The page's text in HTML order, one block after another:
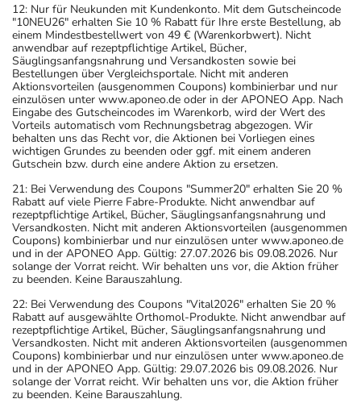
12: Nur für Neukunden mit Kundenkonto. Mit dem Gutscheincode
"10NEU26" erhalten Sie 10 % Rabatt für Ihre erste Bestellung, ab
einem Mindestbestellwert von 49 € (Warenkorbwert). Nicht
anwendbar auf rezeptpflichtige Artikel, Bücher,
Säuglingsanfangsnahrung und Versandkosten sowie bei
Bestellungen über Vergleichsportale. Nicht mit anderen
Aktionsvorteilen (ausgenommen Coupons) kombinierbar und nur
einzulösen unter www.aponeo.de oder in der APONEO App. Nach
Eingabe des Gutscheincodes im Warenkorb, wird der Wert des
Vorteils automatisch vom Rechnungsbetrag abgezogen. Wir
behalten uns das Recht vor, die Aktionen bei Vorliegen eines
wichtigen Grundes zu beenden oder ggf. mit einem anderen
Gutschein bzw. durch eine andere Aktion zu ersetzen.
21: Bei Verwendung des Coupons "Summer20" erhalten Sie 20 %
Rabatt auf viele Pierre Fabre-Produkte. Nicht anwendbar auf
rezeptpflichtige Artikel, Bücher, Säuglingsanfangsnahrung und
Versandkosten. Nicht mit anderen Aktionsvorteilen (ausgenommen
Coupons) kombinierbar und nur einzulösen unter www.aponeo.de
und in der APONEO App. Gültig: 27.07.2026 bis 09.08.2026. Nur
solange der Vorrat reicht. Wir behalten uns vor, die Aktion früher
zu beenden. Keine Barauszahlung.
22: Bei Verwendung des Coupons "Vital2026" erhalten Sie 20 %
Rabatt auf ausgewählte Orthomol-Produkte. Nicht anwendbar auf
rezeptpflichtige Artikel, Bücher, Säuglingsanfangsnahrung und
Versandkosten. Nicht mit anderen Aktionsvorteilen (ausgenommen
Coupons) kombinierbar und nur einzulösen unter www.aponeo.de
und in der APONEO App. Gültig: 29.07.2026 bis 09.08.2026. Nur
solange der Vorrat reicht. Wir behalten uns vor, die Aktion früher
zu beenden. Keine Barauszahlung.